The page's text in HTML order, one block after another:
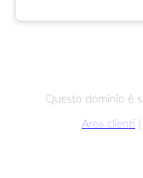
Questo dominio è
Area clienti